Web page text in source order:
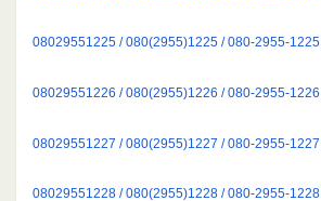
08029551225 / 080(2955)1225 / 080-2955-1225
08029551226 / 080(2955)1226 / 080-2955-1226
08029551227 / 080(2955)1227 / 080-2955-1227
08029551228 / 080(2955)1228 / 080-2955-1228